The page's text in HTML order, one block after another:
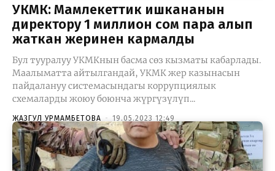
УКМК: Мамлекеттик ишкананын
директору 1 миллион сом пара алып
жаткан жеринен кармалды
Бул тууралуу УКМКнын басма сөз кызматы кабарлады.
Маалыматта айтылгандай, УКМК жер казынасын
пайдалануу системасындагы коррупциялык
схемаларды жоюу боюнча жүргүзүлүп...
ЖАЗГУЛ УРМАМБЕТОВА - 19.05.2023 12:49